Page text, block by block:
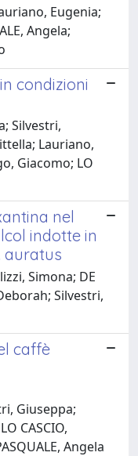
Eugenia;
Angela;
condizioni
Silvestri,
Lauriano,
Giacomo; LO
nel
indotte in
auratus
Simona; DE
Silvestri,
caffè
Giuseppa;
CASCIO,
Angela